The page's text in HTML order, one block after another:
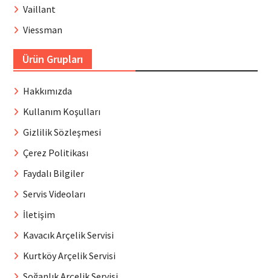
Vaillant
Viessman
Ürün Grupları
Hakkımızda
Kullanım Koşulları
Gizlilik Sözleşmesi
Çerez Politikası
Faydalı Bilgiler
Servis Videoları
İletişim
Kavacık Arçelik Servisi
Kurtköy Arçelik Servisi